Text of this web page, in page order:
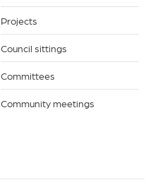
Projects
Council sittings
Committees
Community meetings